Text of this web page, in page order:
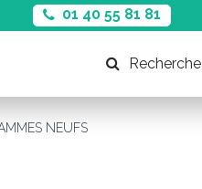
01 40 55 81 81
Recherche
NEUFS